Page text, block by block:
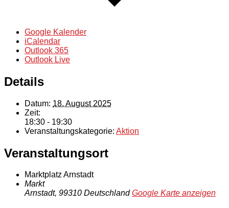
Google Kalender
iCalendar
Outlook 365
Outlook Live
Details
Datum: 18. August 2025
Zeit:
18:30 - 19:30
Veranstaltungskategorie: Aktion
Veranstaltungsort
Marktplatz Arnstadt
Markt
Arnstadt, 99310 Deutschland Google Karte anzeigen